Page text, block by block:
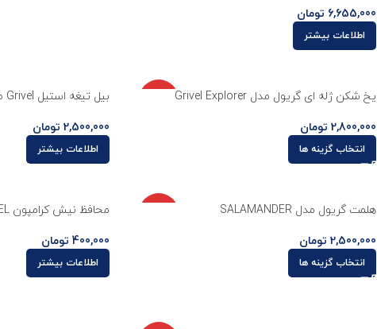
6,655,000 تومان
اطلاعات بیشتر
یخ شکن ژله ای گریول مدل Grivel Explorer
2,800,000 تومان
انتخاب گزینه ها
بیل تیغه استیل Grivel مدل Steel Blade
2,500,000 تومان
اطلاعات بیشتر
هلمت گریول مدل SALAMANDER
2,500,000 تومان
انتخاب گزینه ها
محافظ نیش کرامپون GRIVEL
400,000 تومان
اطلاعات بیشتر